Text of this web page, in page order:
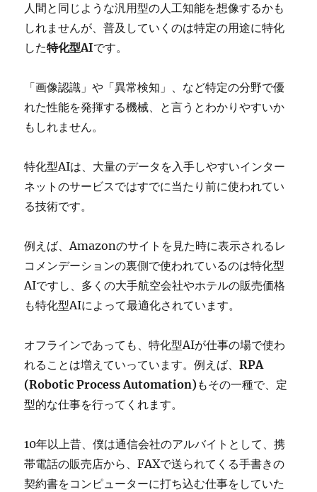
人間と同じような汎用型の人工知能を想像するかも
しれませんが、普及していくのは特定の用途に特化
した特化型AIです。
「画像認識」や「異常検知」、など特定の分野で優
れた性能を発揮する機械、と言うとわかりやすいか
もしれません。
特化型AIは、大量のデータを入手しやすいインター
ネットのサービスではすでに当たり前に使われてい
る技術です。
例えば、Amazonのサイトを見た時に表示されるレ
コメンデーションの裏側で使われているのは特化型
AIですし、多くの大手航空会社やホテルの販売価格
も特化型AIによって最適化されています。
オフラインであっても、特化型AIが仕事の場で使わ
れることは増えていっています。例えば、RPA
(Robotic Process Automation)もその一種で、定
型的な仕事を行ってくれます。
10年以上昔、僕は通信会社のアルバイトとして、携
帯電話の販売店から、FAXで送られてくる手書きの
契約書をコンピューターに打ち込む仕事をしていた